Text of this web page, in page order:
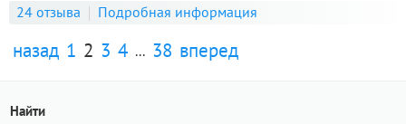
24 отзыва Подробная информация
назад 1 2 3 4 ... 38 вперед
Найти